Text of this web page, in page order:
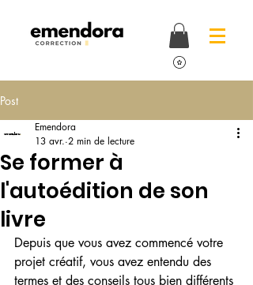
Post
Se former à
l'autoédition de son
livre
Emendora
13 avr. 2 min de lecture
Depuis que vous avez commencé votre
projet créatif, vous avez entendu des
termes et des conseils tous bien différents